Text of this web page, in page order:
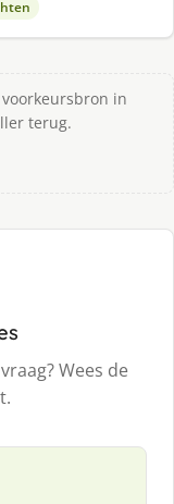
voorkeursbron in
terug.
Wees de